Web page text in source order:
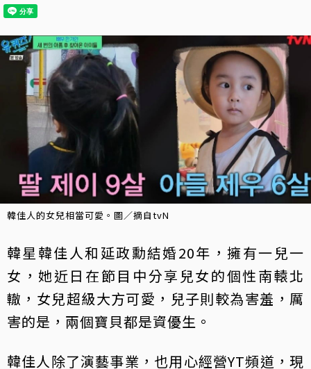
韓佳人的女兒相當可愛。圖／摘自tvN
韓星韓佳人和延政勳結婚20年，擁有一兒一
女，她近日在節目中分享兒女的個性南轅北
轍，女兒超級大方可愛，兒子則較為害羞，厲
害的是，兩個寶貝都是資優生。
韓佳人除了演藝事業，也用心經營YT頻道，現